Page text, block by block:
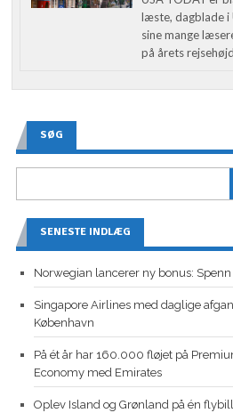
læste, dagblade i
sine mange
på årets
SØG
SENESTE INDLÆG
Norwegian lancerer ny bonus: Spenn
Singapore Airlines med daglige
København
På ét år har 160.000 fløjet på
Economy med Emirates
Oplev Island og Grønland på én